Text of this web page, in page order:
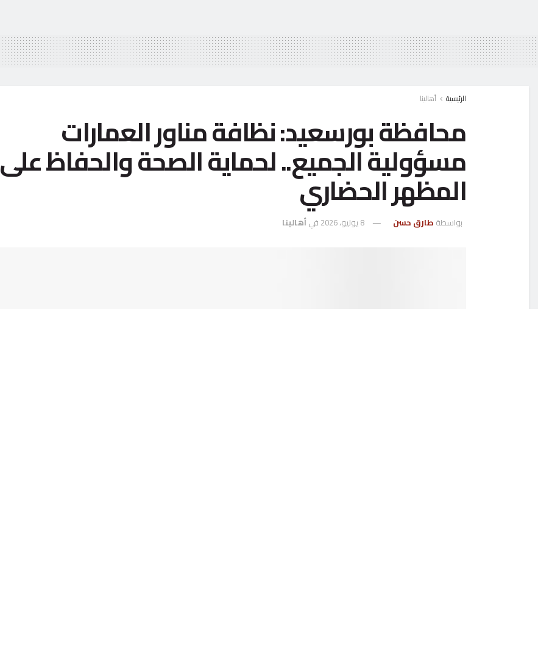
الرئيسية أهالينا
محافظة بورسعيد: نظافة مناور العمارات
مسؤولية الجميع.. لحماية الصحة والحفاظ على
المظهر الحضاري
بواسطة طارق حسن 8 يوليو، 2026 فيأهالينا